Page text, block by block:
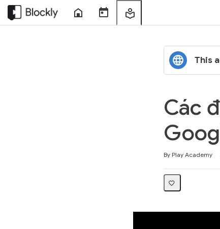
Home
Sessions
This
Các
By Play Academy
Average rating: 4.3
No reviews